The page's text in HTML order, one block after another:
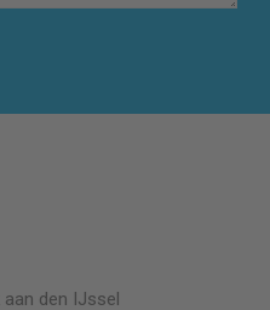
den IJssel